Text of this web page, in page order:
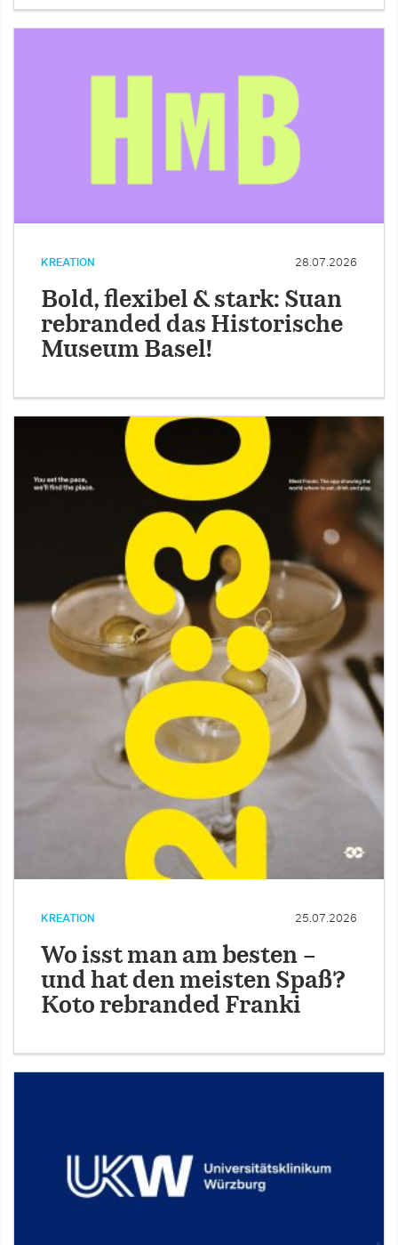
KREATION 28.07.2026
Bold, flexibel & stark: Suan
rebranded das Historische
Museum Basel!
KREATION 25.07.2026
Wo isst man am besten –
und hat den meisten Spaß?
Koto rebranded Franki